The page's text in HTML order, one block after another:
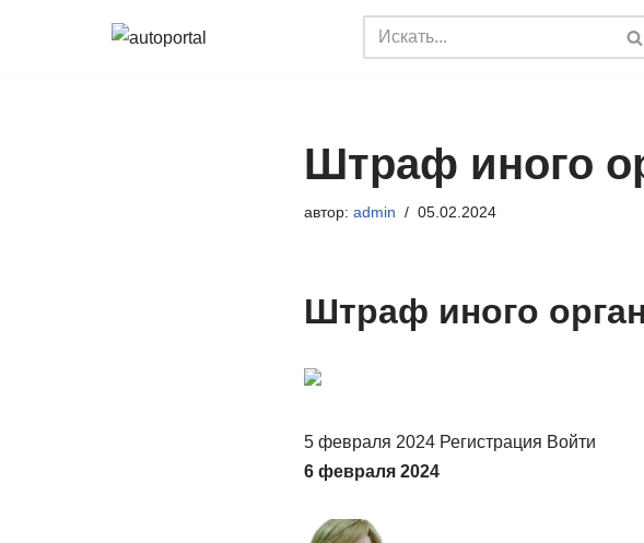
Штраф иного
автор: admin 05.02.2024
Штраф иного
5 февраля 2024 Регистрация Войти
6 февраля 2024